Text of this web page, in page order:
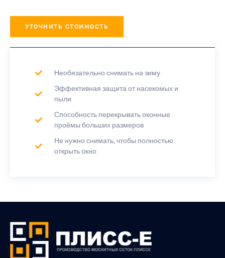
УТОЧНИТЬ СТОИМОСТЬ
Необязательно снимать на зиму
Эффективная защита от насекомых и
пыли
Способность перекрывать оконные
проёмы больших размеров
Не нужно снимать, чтобы полностью
открыть окно